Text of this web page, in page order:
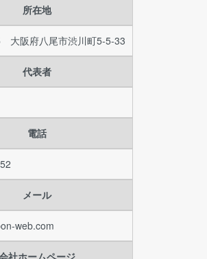
所在地
大阪府八尾市渋川町5-5-33
代表者
電話
メール
web.com